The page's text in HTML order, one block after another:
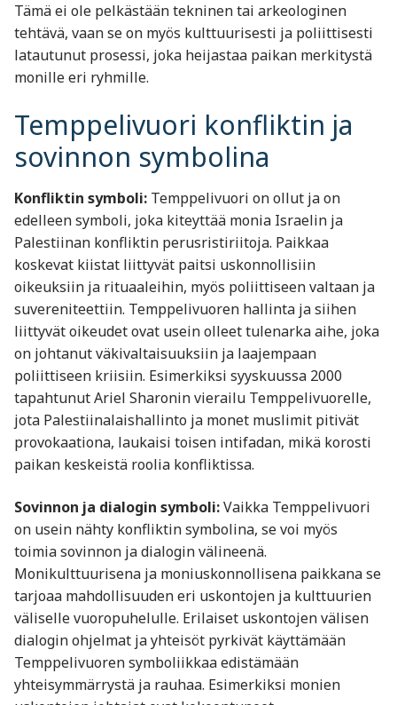
Tämä ei ole pelkästään tekninen tai arkeologinen
tehtävä, vaan se on myös kulttuurisesti ja poliittisesti
latautunut prosessi, joka heijastaa paikan merkitystä
monille eri ryhmille.
Temppelivuori konfliktin ja
sovinnon symbolina
Konfliktin symboli: Temppelivuori on ollut ja on
edelleen symboli, joka kiteyttää monia Israelin ja
Palestiinan konfliktin perusristiriitoja. Paikkaa
koskevat kiistat liittyvät paitsi uskonnollisiin
oikeuksiin ja rituaaleihin, myös poliittiseen valtaan ja
suvereniteettiin. Temppelivuoren hallinta ja siihen
liittyvät oikeudet ovat usein olleet tulenarka aihe, joka
on johtanut väkivaltaisuuksiin ja laajempaan
poliittiseen kriisiin. Esimerkiksi syyskuussa 2000
tapahtunut Ariel Sharonin vierailu Temppelivuorelle,
jota Palestiinalaishallinto ja monet muslimit pitivät
provokaationa, laukaisi toisen intifadan, mikä korosti
paikan keskeistä roolia konfliktissa.
Sovinnon ja dialogin symboli:Vaikka Temppelivuori
on usein nähty konfliktin symbolina, se voi myös
toimia sovinnon ja dialogin välineenä.
Monikulttuurisena ja moniuskonnollisena paikkana se
tarjoaa mahdollisuuden eri uskontojen ja kulttuurien
väliselle vuoropuhelulle. Erilaiset uskontojen välisen
dialogin ohjelmat ja yhteisöt pyrkivät käyttämään
Temppelivuoren symboliikkaa edistämään
yhteisymmärrystä ja rauhaa. Esimerkiksi monien